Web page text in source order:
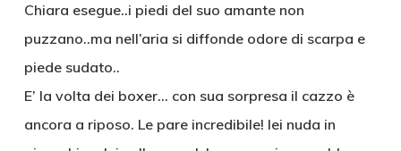
Chiara esegue..i piedi del suo amante non
puzzano..ma nell’aria si diffonde odore di scarpa e
piede sudato..
E’ la volta dei boxer… con sua sorpresa il cazzo è
ancora a riposo. Le pare incredibile! lei nuda in